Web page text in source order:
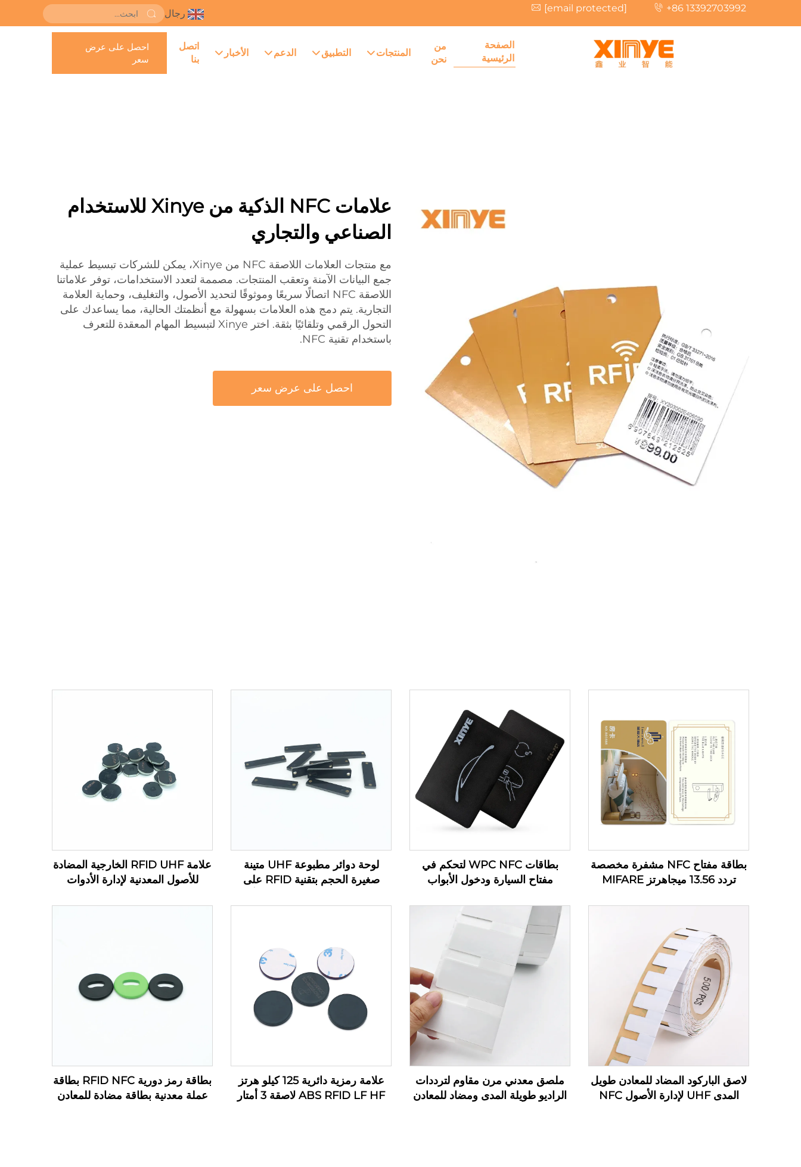
[email protected] +86 13392703992 رجال
الصفحة
الرئيسية
من
نحن
المنتجات التطبيق الدعم الأخبار
اتصل
بنا
احصل على عرض
سعر
علامات NFC الذكية من Xinye للاستخدام
الصناعي والتجاري
مع منتجات العلامات اللاصقة NFC من Xinye، يمكن للشركات تبسيط عملية
جمع البيانات الآمنة وتعقب المنتجات. مصممة لتعدد الاستخدامات، توفر علاماتنا
اللاصقة NFC اتصالًا سريعًا وموثوقًا لتحديد الأصول، والتغليف، وحماية العلامة
التجارية. يتم دمج هذه العلامات بسهولة مع أنظمتك الحالية، مما يساعدك على
التحول الرقمي وتلقائيًا بثقة. اختر Xinye لتبسيط المهام المعقدة للتعرف
باستخدام تقنية NFC.
احصل على عرض سعر
بطاقة مفتاح NFC مشفرة مخصصة
تردد 13.56 ميجاهرتز MIFARE
PVC RFID لمفاتيح فندقية
بطاقات WPC NFC لتحكم في
مفتاح السيارة ودخول الأبواب
لوحة دوائر مطبوعة UHF متينة
صغيرة الحجم بتقنية RFID على
في الصناعة
علامة RFID UHF الخارجية المضادة
للأصول المعدنية لإدارة الأدوات
لاصق الباركود المضاد للمعادن طويل
المدى UHF لإدارة الأصول NFC
ملصق معدني مرن مقاوم لترددات
الراديو طويلة المدى ومضاد للمعادن
علامة رمزية دائرية 125 كيلو هرتز
ABS RFID LF HF لاصقة 3 أمتار
بطاقة رمز دورية RFID NFC بطاقة
عملة معدنية بطاقة مضادة للمعادن